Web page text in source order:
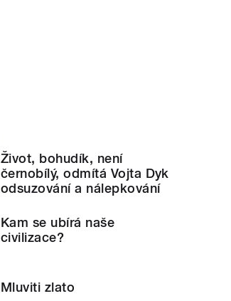
Život, bohudík, není
černobílý, odmítá Vojta Dyk
odsuzování a nálepkování
Kam se ubírá naše
civilizace?
Mluviti zlato